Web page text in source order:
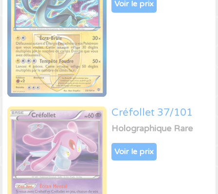
Voir le prix
Créfollet 37/101
Holographique Rare
Voir le prix